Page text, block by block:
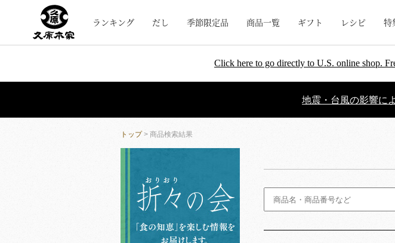
ランキング だし 季節限定品 商品一覧 ギフト レシピ 特
Click here to go directly to U.S. online shop.
地震・台風の影響に
トップ> 商品検索結果